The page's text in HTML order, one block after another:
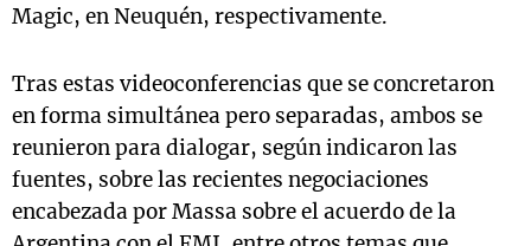
Magic, en Neuquén, respectivamente.
Tras estas videoconferencias que se concretaron
en forma simultánea pero separadas, ambos se
reunieron para dialogar, según indicaron las
fuentes, sobre las recientes negociaciones
encabezada por Massa sobre el acuerdo de la